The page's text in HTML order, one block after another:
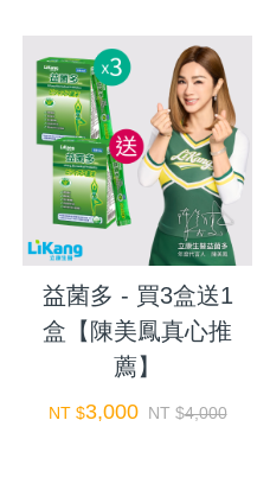
益菌多 - 買3盒送1
盒【陳美鳳真心推
薦】
NT $3,000 NT $4,000